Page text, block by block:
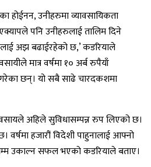
होईनन, उनीहरुमा व्यावसायिकता
पनि उनीहरुलाई तालिम दिने
अझ बढाईरहेको छ,’ कडरियाले
मात्र वर्षमा १० अर्ब रुपैयाँ
गरेका छन्। यो सबै साढे चारदकशमा
अहिले सुविधासम्पन्न रुप लिएको छ।
वर्षमा हजारौं विदेशी पाहुनालाई आफ्नो
उकाल्न सफल भएको कडरियाले बताए।